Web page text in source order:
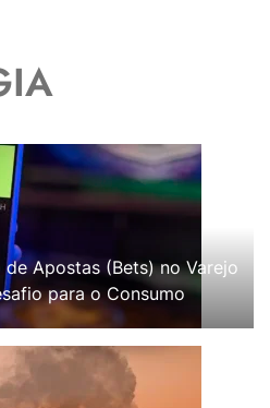
Apostas (Bets) no Varejo
para o Consumo